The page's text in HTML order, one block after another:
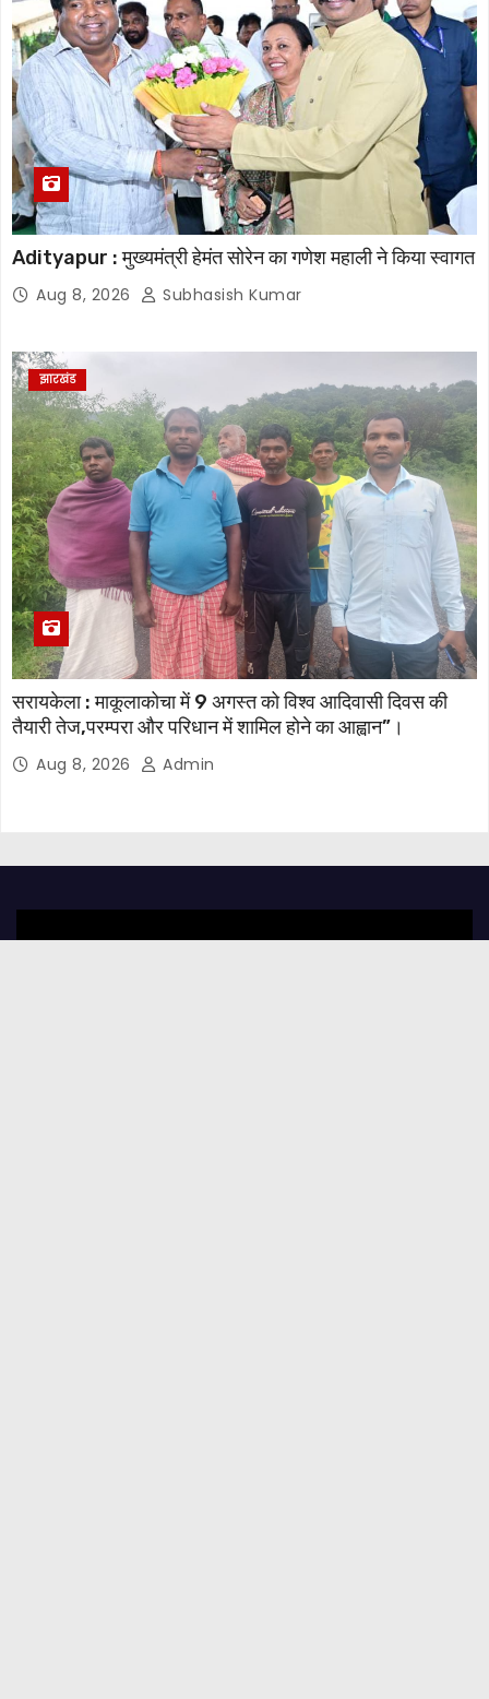
Adityapur : मुख्यमंत्री हेमंत सोरेन का गणेश महाली ने किया स्वागत
Aug 8, 2026 Subhasish Kumar
झारखंड
सरायकेला : माकूलाकोचा में 9 अगस्त को विश्व आदिवासी दिवस की
तैयारी तेज,परम्परा और परिधान में शामिल होने का आह्वान”।
Aug 8, 2026 Admin